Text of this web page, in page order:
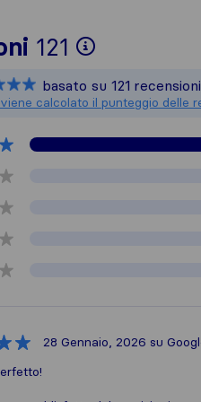
121
Per
Tutte le
basato su 121
calcolato il punteggio delle
28 Gennaio, 2026 su